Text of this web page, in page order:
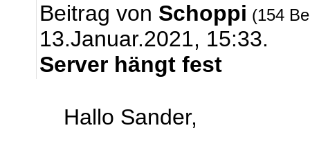
Beitrag von Schoppi (154
13.Januar.2021, 15:33.
Server hängt fest
Hallo Sander,